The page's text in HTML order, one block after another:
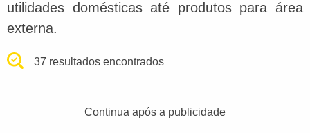
utilidades domésticas até produtos para área
externa.
37 resultados encontrados
Continua após a publicidade